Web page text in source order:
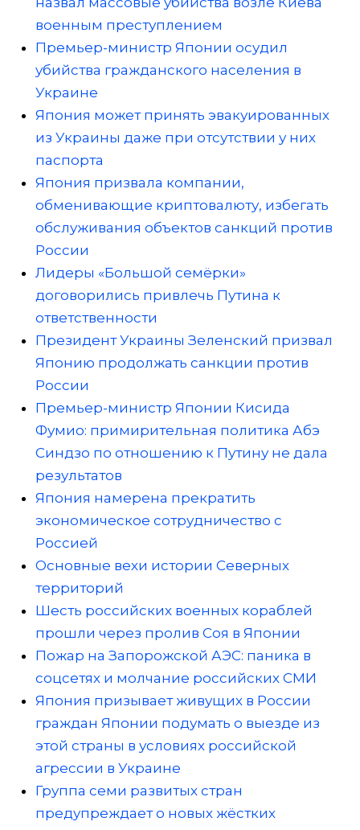
военным преступлением
Премьер-министр Японии осудил
убийства гражданского населения в
Украине
Япония может принять эвакуированных
из Украины даже при отсутствии у них
паспорта
Япония призвала компании,
обменивающие криптовалюту, избегать
обслуживания объектов санкций против
России
Лидеры «Большой семёрки»
договорились привлечь Путина к
ответственности
Президент Украины Зеленский призвал
Японию продолжать санкции против
России
Премьер-министр Японии Кисида
Фумио: примирительная политика Абэ
Синдзо по отношению к Путину не дала
результатов
Япония намерена прекратить
экономическое сотрудничество с
Россией
Основные вехи истории Северных
территорий
Шесть российских военных кораблей
прошли через пролив Соя в Японии
Пожар на Запорожской АЭС: паника в
соцсетях и молчание российских СМИ
Япония призывает живущих в России
граждан Японии подумать о выезде из
этой страны в условиях российской
агрессии в Украине
Группа семи развитых стран
предупреждает о новых жёстких